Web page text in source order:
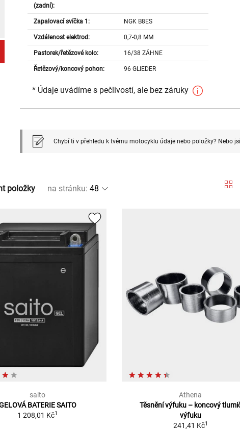
(zadní):
Zapalovací svíčka 1: NGK B8ES
Vzdálenost elektrod: 0,7-0,8 MM
Pastorek/řetězové kolo: 16/38 ZÄHNE
Řetězový/koncový pohon: 96 GLIEDER
* Údaje uvádíme s pečlivostí, ale bez záruky
Chybí ti v přehledu k tvému motocyklu údaje nebo položky? Nebo
položky na stránku:
saito
BATERIE SAITO
1 208,01 Kč1
Athena
Těsnění výfuku – koncový
výfuku
241,41 Kč1